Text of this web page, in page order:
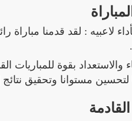
: لقد قدمنا مباراة
بقوة للمباريات
مستوانا وتحقيق نتائج